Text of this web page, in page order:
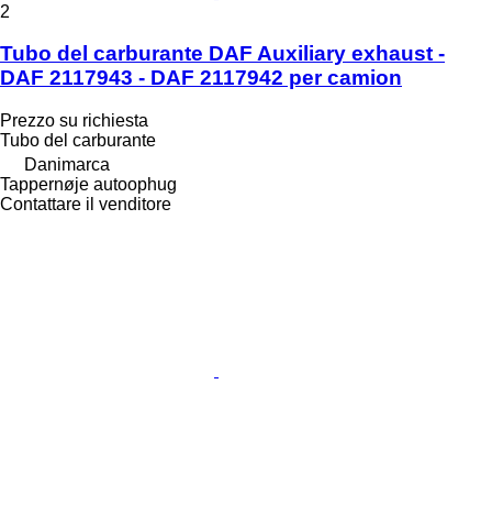
2
Tubo del carburante DAF Auxiliary exhaust -
DAF 2117943 - DAF 2117942 per camion
Prezzo su richiesta
Tubo del carburante
Danimarca
Tappernøje autoophug
Contattare il venditore